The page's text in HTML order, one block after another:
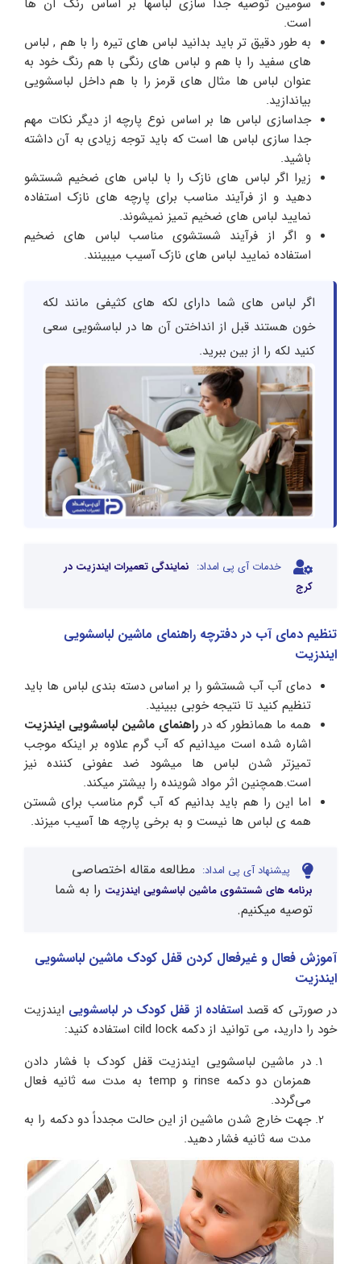
سومین توصیه جدا سازی لباسها بر اساس رنگ آن ها
است.
به طور دقیق تر باید بدانید لباس های تیره را با هم , لباس
های سفید را با هم و لباس های رنگی با هم رنگ خود به
عنوان لباس ها مثال های قرمز را با هم داخل لباسشویی
بیاندازید.
جداسازی لباس ها بر اساس نوع پارچه از دیگر نکات مهم
جدا سازی لباس ها است که باید توجه زیادی به آن داشته
باشید.
زیرا اگر لباس های نازک را با لباس های ضخیم شستشو
دهید و از فرآیند مناسب برای پارچه های نازک استفاده
نمایید لباس های ضخیم تمیز نمیشوند.
و اگر از فرآیند شستشوی مناسب لباس های ضخیم
استفاده نمایید لباس های نازک آسیب میبینند.
اگر لباس های شما دارای لکه های کثیفی مانند لکه
خون هستند قبل از انداختن آن ها در لباسشویی سعی
کنید لکه را از بین ببرید.
خدمات آی پی امداد: نمایندگی تعمیرات ایندزیت در
کرج
تنظیم دمای آب در دفترچه راهنمای ماشین لباسشویی
ایندزیت
دمای آب آب شستشو را بر اساس دسته بندی لباس ها باید
تنظیم کنید تا نتیجه خوبی ببینید.
همه ما همانطور که در راهنمای ماشین لباسشویی ایندزیت
اشاره شده است میدانیم که آب گرم علاوه بر اینکه موجب
تمیزتر شدن لباس ها میشود ضد عفونی کننده نیز
است.همچنین اثر مواد شوینده را بیشتر میکند.
اما این را هم باید بدانیم که آب گرم مناسب برای شستن
همه ی لباس ها نیست و به برخی پارچه ها آسیب میزند.
پیشنهاد آی پی امداد: مطالعه مقاله اختصاصی
برنامه های شستشوی ماشین لباسشویی ایندزیت را به شما
توصیه میکنیم.
آموزش فعال و غیرفعال کردن قفل کودک ماشین لباسشویی
ایندزیت
در صورتی که قصداستفاده از قفل کودک در لباسشویی ایندزیت
خود را دارید، می توانید از دکمه cild lock استفاده کنید:
در ماشین لباسشویی ایندزیت قفل کودک با فشار دادن
همزمان دو دکمه rinse و temp به مدت سه ثانیه فعال
می‌گردد.
جهت خارج شدن ماشین از این حالت مجدداً دو دکمه را به
مدت سه ثانیه فشار دهید.